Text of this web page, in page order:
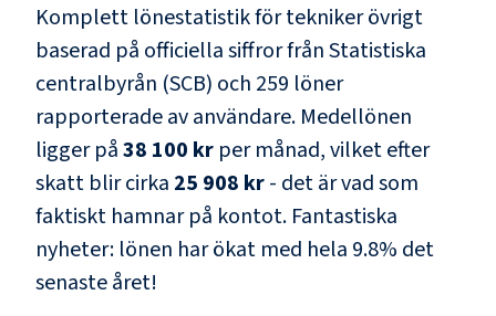
Komplett lönestatistik förtekniker övrigt
baserad på officiella siffror från Statistiska
centralbyrån (SCB) och 259 löner
rapporterade av användare. Medellönen
ligger på38 100 kr per månad, vilket efter
skatt blir cirka 25 908 kr- det är vad som
faktiskt hamnar på kontot. Fantastiska
nyheter: lönen har ökat med hela 9.8% det
senaste året!